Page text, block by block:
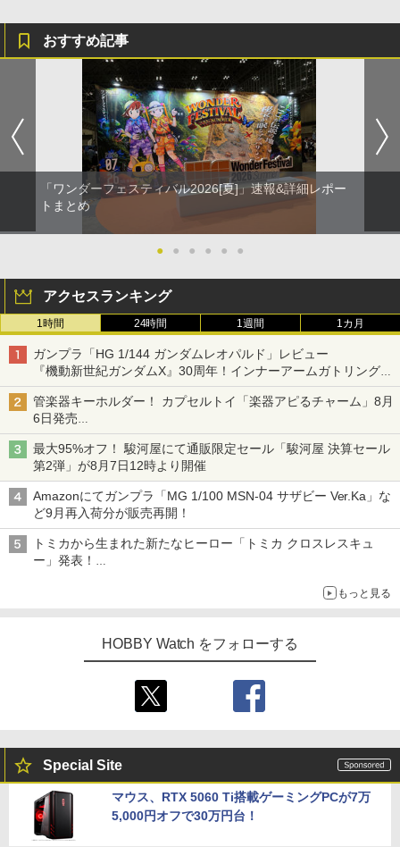
おすすめ記事
「ワンダーフェスティバル2026[夏]」速報&詳細レポー
トまとめ
● ● ● ● ● ●
アクセスランキング
1時間 24時間 1週間 1カ月
ガンプラ「HG 1/144 ガンダムレオパルド」レビュー
『機動新世紀ガンダムX』30周年！インナーアームガトリングの
変形機構まで再現し最新フォーマットでキット化！
管楽器キーホルダー！ カプセルトイ「楽器アピるチャーム」8月
6日発売
チューバ、テナサクなど5種各3色
最大95%オフ！ 駿河屋にて通販限定セール「駿河屋 決算セール
第2弾」が8月7日12時より開催
Amazonにてガンプラ「MG 1/100 MSN-04 サザビー Ver.Ka」な
ど9月再入荷分が販売再開！
トミカから生まれた新たなヒーロー「トミカ クロスレスキュ
ー」発表！
もっと見る
HOBBY Watch をフォローする
Special Site
マウス、RTX 5060 Ti搭載ゲーミングPCが7万
5,000円オフで30万円台！